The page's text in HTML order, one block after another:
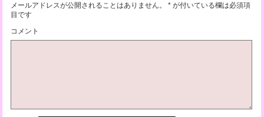
メールアドレスが公開されることはありません。 *が付いている欄は必須項
目です
コメント